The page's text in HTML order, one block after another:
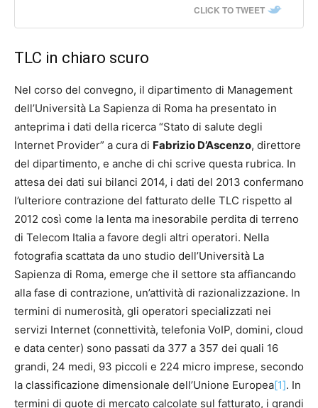
CLICK TO TWEET
TLC in chiaro scuro
Nel corso del convegno, il dipartimento di Management
dell’Università La Sapienza di Roma ha presentato in
anteprima i dati della ricerca “Stato di salute degli
Internet Provider” a cura di Fabrizio D’Ascenzo, direttore
del dipartimento, e anche di chi scrive questa rubrica. In
attesa dei dati sui bilanci 2014, i dati del 2013 confermano
l’ulteriore contrazione del fatturato delle TLC rispetto al
2012 così come la lenta ma inesorabile perdita di terreno
di Telecom Italia a favore degli altri operatori. Nella
fotografia scattata da uno studio dell’Università La
Sapienza di Roma, emerge che il settore sta affiancando
alla fase di contrazione, un’attività di razionalizzazione. In
termini di numerosità, gli operatori specializzati nei
servizi Internet (connettività, telefonia VoIP, domini, cloud
e data center) sono passati da 377 a 357 dei quali 16
grandi, 24 medi, 93 piccoli e 224 micro imprese, secondo
la classificazione dimensionale dell’Unione Europea[1]. In
termini di quote di mercato calcolate sul fatturato, i grandi